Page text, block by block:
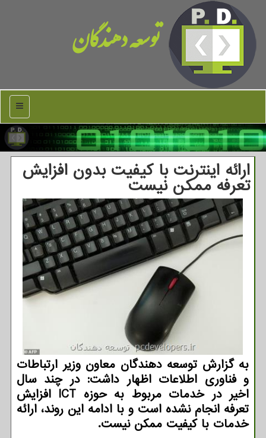
توسعه دهندگان
منو
ارائه اینترنت با کیفیت بدون افزایش
تعرفه ممکن نیست
به گزارش توسعه دهندگان معاون وزیر ارتباطات
و فناوری اطلاعات اظهار داشت: در چند سال
اخیر در خدمات مربوط به حوزه ICT افزایش
تعرفه انجام نشده است و با ادامه این روند، ارائه
خدمات با کیفیت ممکن نیست.